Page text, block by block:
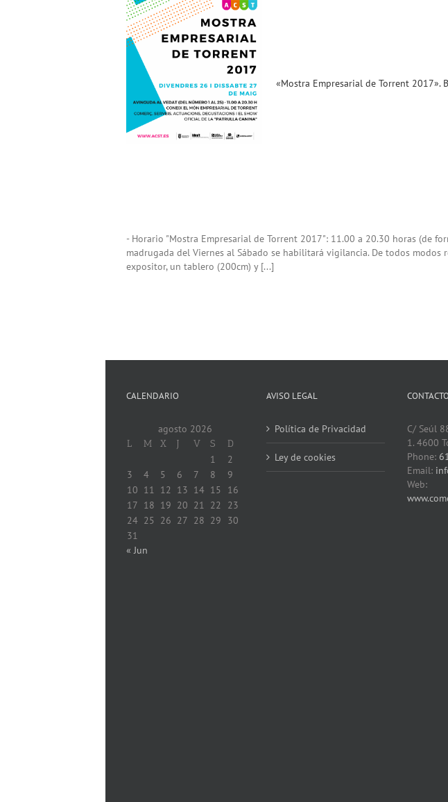
«Mostra Empresarial de Torrent 2017».
- Horario "Mostra Empresarial de Torrent 2017": 11.00 a 20.30 horas (de
madrugada del Viernes al Sábado se habilitará vigilancia. De todos
expositor, un tablero (200cm) y [...]
CALENDARIO
agosto 2026
L M X J V S D
1
2
3
4 5 6 7 8
9
10 11 12 13 14 15
16
17 18 19 20 21 22
23
24 25 26 27 28 29
30
31
« Jun
AVISO LEGAL
Política de Privacidad
Ley de cookies
CONTACTO
C/ Seúl
1. 4600
Phone:
Email:
Web: